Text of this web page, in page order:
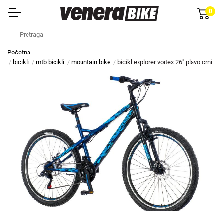
0
Početna
bicikli
mtb bicikli mountain bike bicikl explorer vortex 26" plavo crni